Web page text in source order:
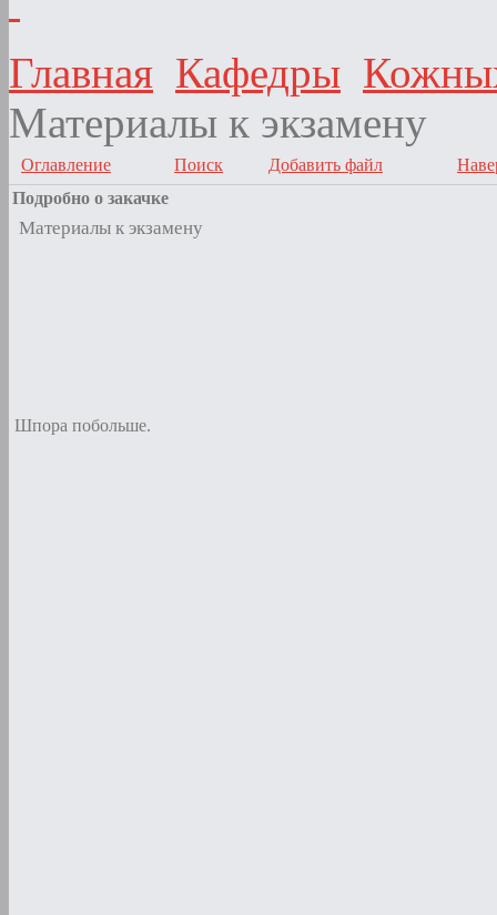
Главная Кафедры
Материалы к экзамену
Оглавление Поиск Добавить файл
Подробно о закачке
Материалы к экзамену
Шпора побольше.